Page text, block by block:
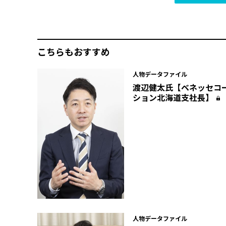
こちらもおすすめ
人物データファイル
渡辺健太氏【ベネッセコ
ション北海道支社長】
人物データファイル